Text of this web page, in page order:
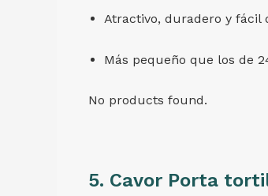
Atractivo, duradero y fácil
Más pequeño que los de
No products found.
5. Cavor Porta